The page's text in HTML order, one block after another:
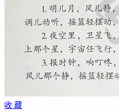
收 藏